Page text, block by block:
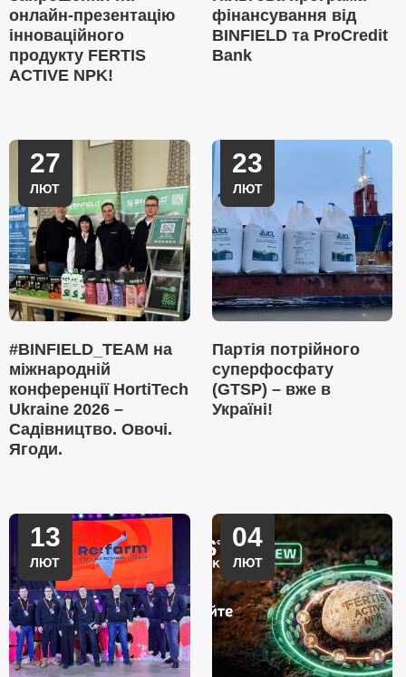
онлайн-презентацію
інноваційного
продукту FERTIS
ACTIVE NPK!
фінансування від
BINFIELD та ProCredit
Bank
27
ЛЮТ
#BINFIELD_TEAM на
міжнародній
конференції HortiTech
Ukraine 2026 –
Садівництво. Овочі.
Ягоди.
23
ЛЮТ
Партія потрійного
суперфосфату
(GTSP) – вже в
Україні!
13
ЛЮТ
04
ЛЮТ